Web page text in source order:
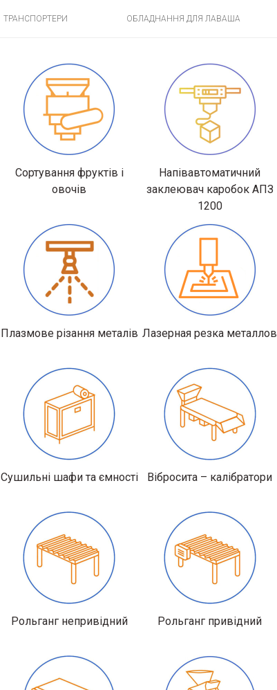
ТРАНСПОРТЕРИ ОБЛАДНАННЯ ДЛЯ ЛАВАША
Сортування фруктів і
овочів
Напівавтоматичний
заклеювач каробок АПЗ
1200
Плазмове різання металів Лазерная резка металлов
Сушильні шафи та ємності Вібросита – калібратори
Рольганг непривідний Рольганг привідний